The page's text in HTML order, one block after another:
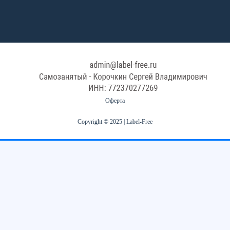
Оферта
Copyright © 2025 | Label-Free